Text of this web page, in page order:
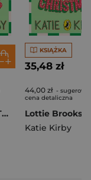
Lottie Brooks’s Twelve Disasters of Christmas
KSIĄŻKA
35,48 zł
44,00 zł -
cena detaliczna
Katie Kirby